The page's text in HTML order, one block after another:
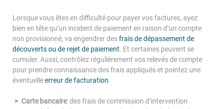
Lorsque vous êtes en difficulté pour payer vos factures, ayez
bien en tête qu’un incident de paiement en raison d’un compte
non provisionné, va engendrer desfrais de dépassement de
découverts ou de rejet de paiement. Et certaines peuvent se
cumuler. Aussi, contrôlez régulièrement vos relevés de compte
pour prendre connaissance des frais appliqués et pointez une
éventuelleerreur de facturation.
Carte bancaire: des frais de commission d’intervention